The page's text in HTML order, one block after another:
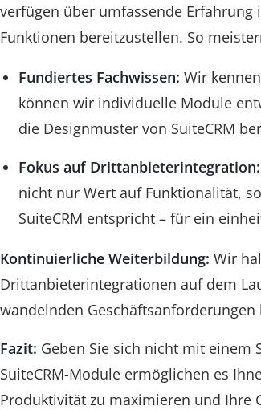
verfügen über umfassende
Funktionen bereitzustellen. So
Fundiertes Fachwissen: Wir
können wir individuelle Module
die Designmuster von SuiteCRM
Fokus auf Drittanbieterintegration:
nicht nur Wert auf Funktionalität,
SuiteCRM entspricht – für ein
Kontinuierliche Weiterbildung: Wir
Drittanbieterintegrationen auf dem
wandelnden Geschäftsanforderungen
Fazit: Geben Sie sich nicht mit einem
SuiteCRM-Module ermöglichen es
Produktivität zu maximieren und Ihre